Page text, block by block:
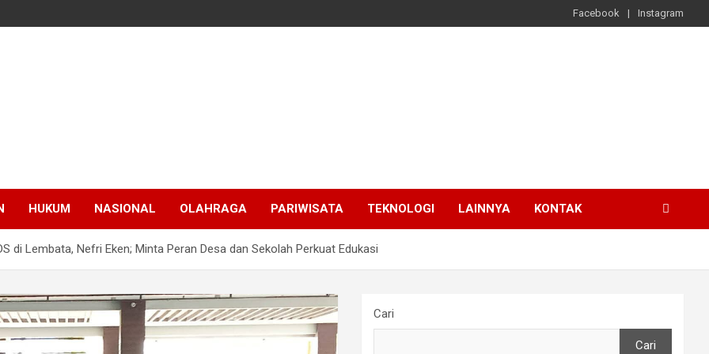
Facebook Instagram
HUKUM NASIONAL OLAHRAGA PARIWISATA TEKNOLOGI LAINNYA KONTAK
di Lembata, Nefri Eken; Minta Peran Desa dan Sekolah Perkuat Edukasi
Cari
Cari